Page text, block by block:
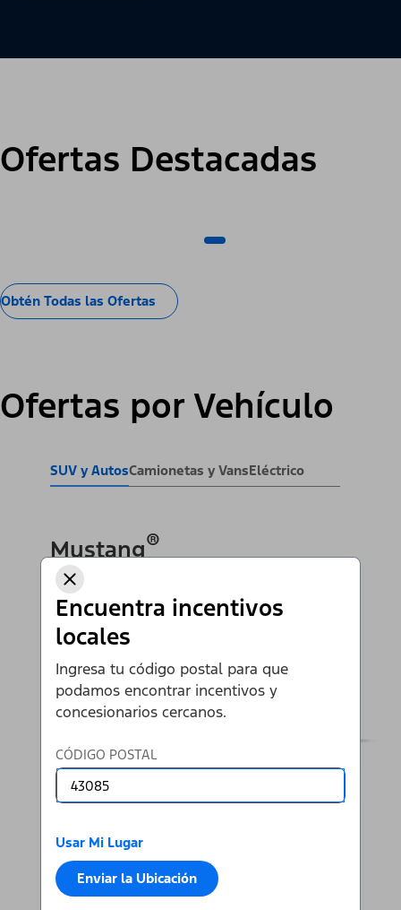
Encuentra incentivos
locales
Ingresa tu código postal para que
podamos encontrar incentivos y
concesionarios cercanos.
CÓDIGO POSTAL
Usar Mi Lugar
Enviar la Ubicación
Ofertas Destacadas
Obtén Todas las Ofertas
Ofertas por Vehículo
SUV y AutosCamionetas y VansEléctrico
Mustang®
Ir al Mustang
Ver Todas las SUVS y Autos